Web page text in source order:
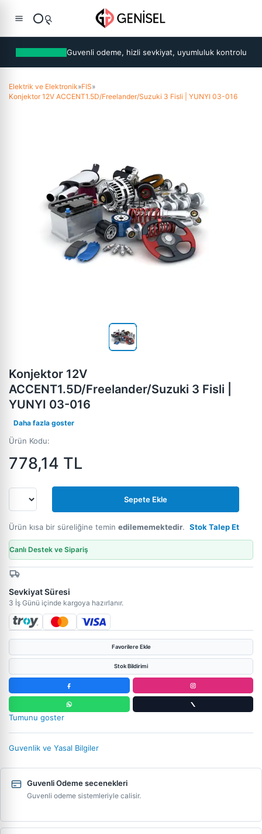
Guvenli odeme, hizli sevkiyat, uyumluluk kontrolu
Elektrik ve Elektronik»FIS»
Konjektor 12V ACCENT1.5D/Freelander/Suzuki 3 Fisli | YUNYI 03-016
Konjektor 12V
ACCENT1.5D/Freelander/Suzuki 3 Fisli |
YUNYI 03-016
Daha fazla goster
Ürün Kodu:
778,14 TL
Sepete Ekle
Ürün kısa bir süreliğine temin edilememektedir. Stok Talep Et
Canlı Destek ve Sipariş
Sevkiyat Süresi
3 İş Günü içinde kargoya hazırlanır.
Favorilere Ekle
Stok Bildirimi
Tumunu goster
Guvenlik ve Yasal Bilgiler
Guvenli Odeme secenekleri
Guvenli odeme sistemleriyle calisir.